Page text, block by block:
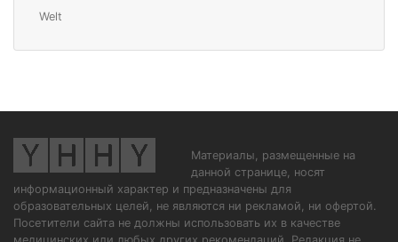
Welt
Материалы, размещенные на
данной странице, носят
информационный характер и предназначены для
образовательных целей, не являются ни рекламой, ни офертой.
Посетители сайта не должны использовать их в качестве